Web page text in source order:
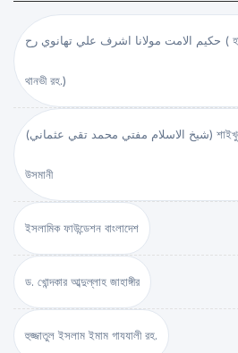
حكيم الامت مولانا اشرف علي تهانوي رح ( হাকীমুল উম্মত মাওলানা আশরাফ আলী
থানভী রহ.)
(شيخ الاسلام مفتي محمد تقي عثماني) শাইখুল ইসলাম মুফতী মুহাম্মদ তাকী
উসমানী
ইসলামিক ফাউন্ডেশন বাংলাদেশ
ড. খোন্দকার আব্দুল্লাহ জাহাঙ্গীর
হুজ্জাতুল ইসলাম ইমাম গাযযালী রহ.